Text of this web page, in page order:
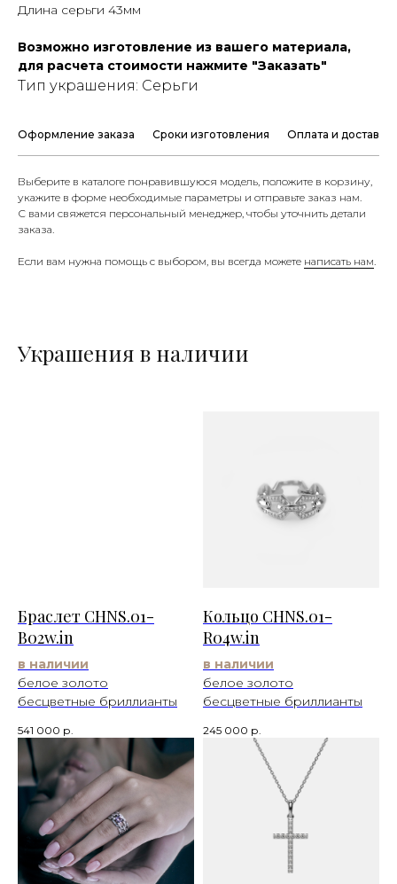
Длина серьги 43мм
Возможно изготовление из вашего материала,
для расчета стоимости нажмите "Заказать"
Тип украшения: Серьги
Оформление заказа Сроки изготовления Оплата и доставка
Выберите в каталоге понравившуюся модель, положите в корзину,
укажите в форме необходимые параметры и отправьте заказ нам.
С вами свяжется персональный менеджер, чтобы уточнить детали
заказа.
Если вам нужна помощь с выбором, вы всегда можете написать нам
Украшения в наличии
Браслет CHNS.01-
B02w.in
в наличии
белое золото
бесцветные бриллианты
541 000 р.
Кольцо CHNS.01-
R04w.in
в наличии
белое золото
бесцветные бриллианты
245 000 р.